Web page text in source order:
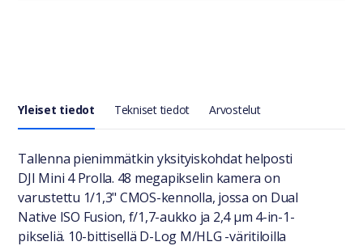
Yleiset tiedot Tekniset tiedot Arvostelut
Yleiset tiedot
Tallenna pienimmätkin yksityiskohdat helposti
DJI Mini 4 Prolla. 48 megapikselin kamera on
varustettu 1/1,3" CMOS-kennolla, jossa on Dual
Native ISO Fusion, f/1,7-aukko ja 2,4 μm 4-in-1-
pikseliä. 10-bittisellä D-Log M/HLG -väritiloilla